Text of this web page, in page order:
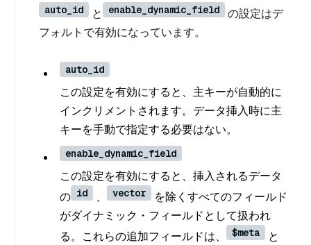
auto_id と enable_dynamic_field
の設定はデ
フォルトで有効になっています。
auto_id
この設定を有効にすると、主キーが自動的に
インクリメントされます。データ挿入時に主
キーを手動で指定する必要はない。
enable_dynamic_field
この設定を有効にすると、挿入されるデータ
の id 、 vector
を除くすべてのフィールド
がダイナミック・フィールドとして扱われ
る。これらの追加フィールドは、
$meta
と